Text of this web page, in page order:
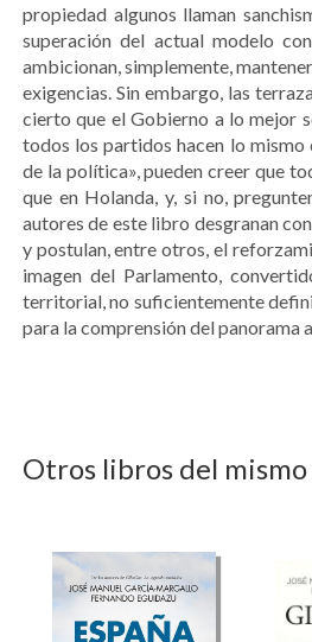
propiedad algunos llaman
superación del actual modelo
ambicionan, simplemente,
exigencias. Sin embargo, las
cierto que el Gobierno a lo mejor
todos los partidos hacen lo mismo
de la política», pueden creer que
que en Holanda, y, si no,
autores de este libro desgranan
y postulan, entre otros, el
imagen del Parlamento,
territorial, no suficientemente
para la comprensión del panorama
Otros libros del